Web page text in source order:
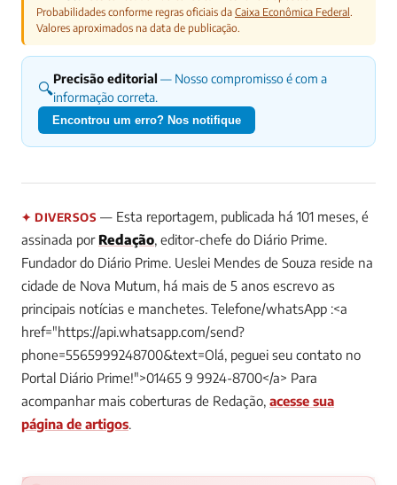
Probabilidades conforme regras oficiais da Caixa Econômica Federal.
Valores aproximados na data de publicação.
🔍Precisão editorial — Nosso compromisso é com a
informação correta.
Encontrou um erro? Nos notifique
✦ DIVERSOS — Esta reportagem, publicada há 101 meses, é
assinada por Redação, editor-chefe do Diário Prime.
Fundador do Diário Prime. Ueslei Mendes de Souza reside na
cidade de Nova Mutum, há mais de 5 anos escrevo as
principais notícias e manchetes. Telefone/whatsApp :<a
href="https://api.whatsapp.com/send?
phone=5565999248700&text=Olá, peguei seu contato no
Portal Diário Prime!">01465 9 9924-8700</a> Para
acompanhar mais coberturas de Redação, acesse sua
página de artigos.